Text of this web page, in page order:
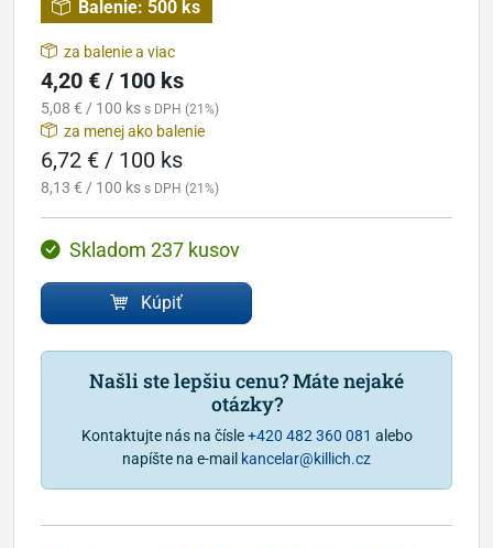
Balenie: 500 ks
za balenie a viac
4,20 € / 100 ks
5,08 € / 100 ks s DPH (21%)
za menej ako balenie
6,72 € / 100 ks
8,13 € / 100 ks s DPH (21%)
Skladom 237 kusov
Kúpiť
Našli ste lepšiu cenu? Máte nejaké
otázky?
Kontaktujte nás na čísle+420 482 360 081 alebo
napíšte na e-mail kancelar@killich.cz